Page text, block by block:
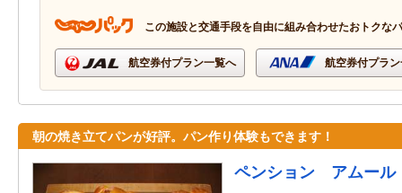
この施設と交通手段を自由に組み合わせたおトクな
航空券付プラン一覧へ 航空券付プラ
朝の焼き立てパンが好評。パン作り体験もできます！
ペンション アムール